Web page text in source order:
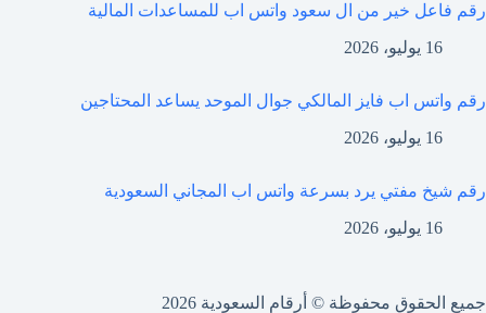
رقم فاعل خير من ال سعود واتس اب للمساعدات المالية
16 يوليو، 2026
رقم واتس اب فايز المالكي جوال الموحد يساعد المحتاجين
16 يوليو، 2026
رقم شيخ مفتي يرد بسرعة واتس اب المجاني السعودية
16 يوليو، 2026
جميع الحقوق محفوظة © أرقام السعودية 2026